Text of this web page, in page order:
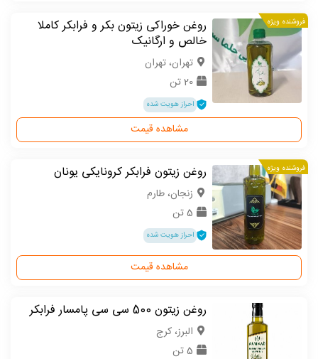
فروشنده ویژه
روغن خوراکی زیتون بکر و فرابکر کاملا
خالص و ارگانیک
تهران، تهران
20 تن
احراز هویت شده
مشاهده قیمت
فروشنده ویژه روغن زیتون فرابکر کرونایکی یونان
زنجان، طارم
5 تن
احراز هویت شده
مشاهده قیمت
روغن زیتون 500 سی سی پامسار فرابکر
البرز، کرج
5 تن